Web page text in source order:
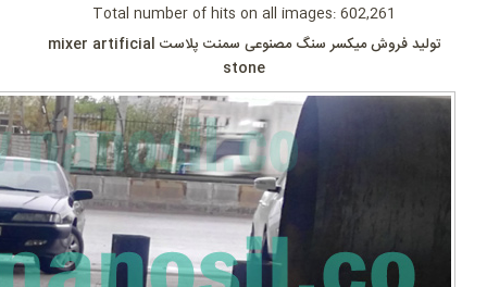
Total number of hits on all images: 602,261
تولید فروش میکسر سنگ مصنوعی سمنت پلاست mixer artificial
stone